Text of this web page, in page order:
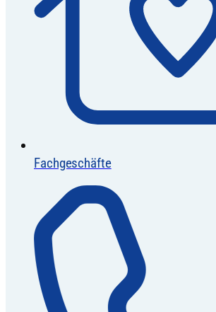
Fachgeschäfte